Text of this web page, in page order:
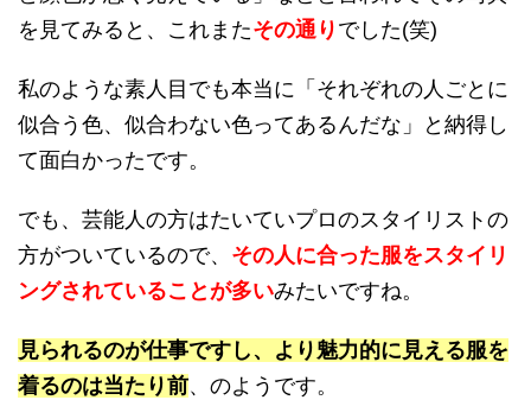
を見てみると、これまたその通り でした(笑)
私のような素人目でも本当に「それぞれの人ごとに
似合う色、似合わない色ってあるんだな」と納得し
て面白かったです。
でも、芸能人の方はたいていプロのスタイリストの
方がついているので、 その人に合った服をスタイリ
ングされていることが多いみたいですね。
見られるのが仕事ですし、より魅力的に見える服を
着るのは当たり前、のようです。